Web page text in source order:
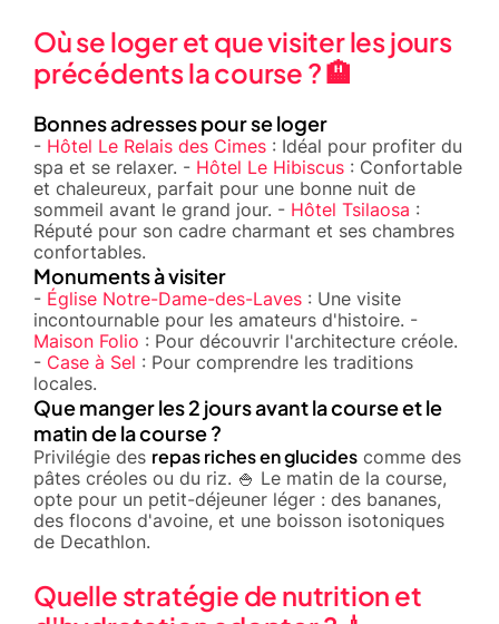
Où se loger et que visiter les jours
précédents la course ? 🏨
Bonnes adresses pour se loger
- Hôtel Le Relais des Cimes : Idéal pour profiter du
spa et se relaxer. - Hôtel Le Hibiscus : Confortable
et chaleureux, parfait pour une bonne nuit de
sommeil avant le grand jour. - Hôtel Tsilaosa :
Réputé pour son cadre charmant et ses chambres
confortables.
Monuments à visiter
- Église Notre-Dame-des-Laves : Une visite
incontournable pour les amateurs d'histoire. -
Maison Folio : Pour découvrir l'architecture créole.
- Case à Sel : Pour comprendre les traditions
locales.
Que manger les 2 jours avant la course et le
matin de la course ?
Privilégie des repas riches en glucides comme des
pâtes créoles ou du riz. 🍚 Le matin de la course,
opte pour un petit-déjeuner léger : des bananes,
des flocons d'avoine, et une boisson isotoniques
de Decathlon.
Quelle stratégie de nutrition et